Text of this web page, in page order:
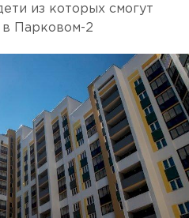
из которых смогут
в Парковом-2